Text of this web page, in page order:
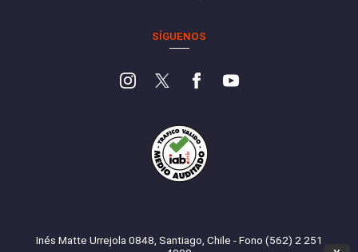
SÍGUENOS
Inés Matte Urrejola 0848, Santiago, Chile - Fono (562) 2 251